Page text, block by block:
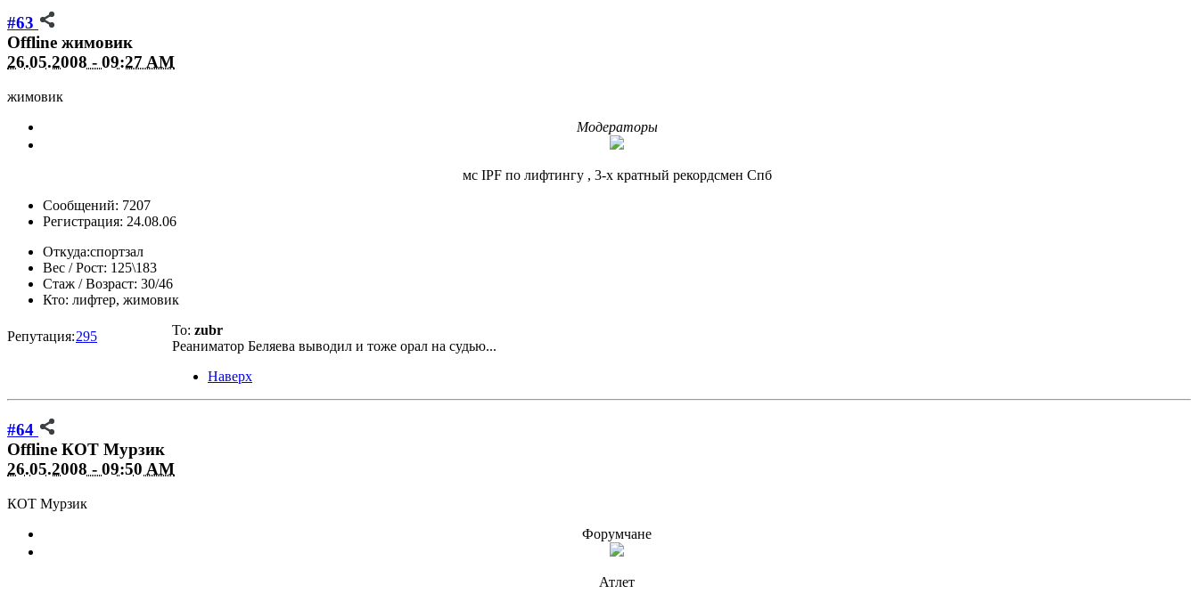
#63
Offline жимовик
26.05.2008 - 09:27 AM
жимовик
Модераторы
мс IPF по лифтингу , 3-х кратный рекордсмен Спб
Сообщений: 7207
Регистрация: 24.08.06
Откуда:спортзал
Вес / Рост: 125\183
Стаж / Возраст: 30/46
Кто: лифтер, жимовик
Репутация:295 To: zubr
Реаниматор Беляева выводил и тоже орал на судью...
Наверх
#64
Offline КОТ Мурзик
26.05.2008 - 09:50 AM
КОТ Мурзик
Форумчане
Атлет